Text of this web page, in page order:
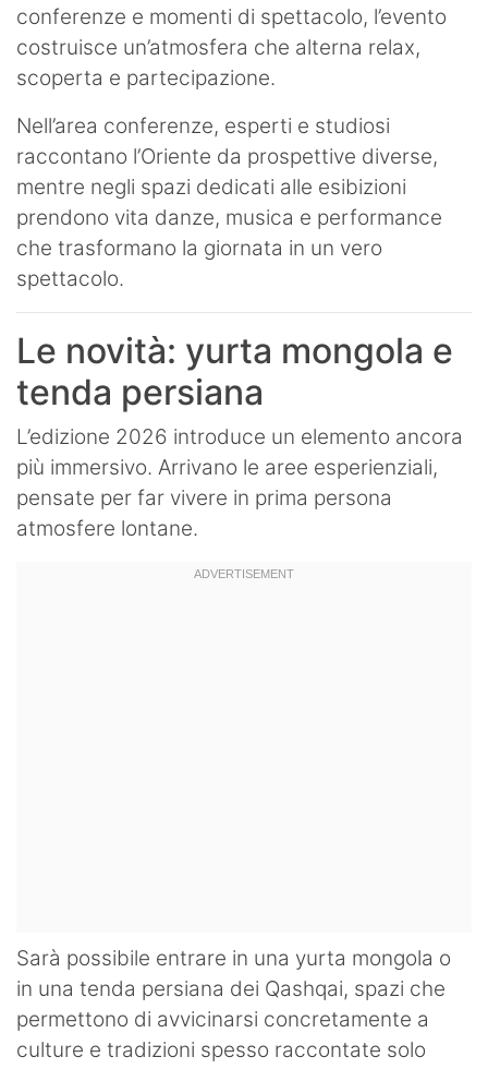
conferenze e momenti di spettacolo, l’evento
costruisce un’atmosfera che alterna relax,
scoperta e partecipazione.
Nell’area conferenze, esperti e studiosi
raccontano l’Oriente da prospettive diverse,
mentre negli spazi dedicati alle esibizioni
prendono vita danze, musica e performance
che trasformano la giornata in un vero
spettacolo.
Le novità: yurta mongola e
tenda persiana
L’edizione 2026 introduce un elemento ancora
più immersivo. Arrivano le aree esperienziali,
pensate per far vivere in prima persona
atmosfere lontane.
Sarà possibile entrare in una yurta mongola o
in una tenda persiana dei Qashqai, spazi che
permettono di avvicinarsi concretamente a
culture e tradizioni spesso raccontate solo